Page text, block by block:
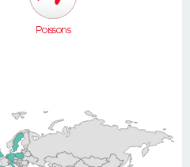
Poissons